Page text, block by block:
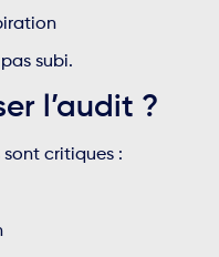
subi.
l’audit ?
sont critiques :